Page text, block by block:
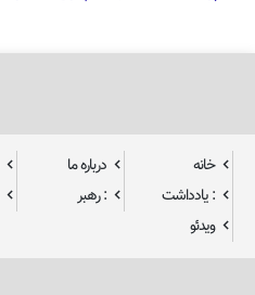
خانه درباره ما
: یادداشت
: رهبر
ویدئو